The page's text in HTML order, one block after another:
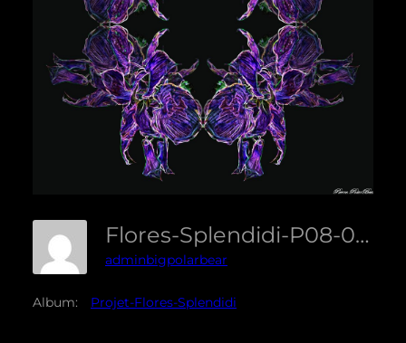
Flores-Splendidi-P08-01-Osta
adminbigpolarbear
Album: Projet-Flores-Splendidi